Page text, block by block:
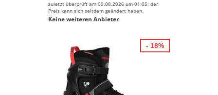
zuletzt überprüft am 09.08.2026 um 01:05; der
Preis kann sich seitdem geändert haben.
Keine weiteren Anbieter
- 18%